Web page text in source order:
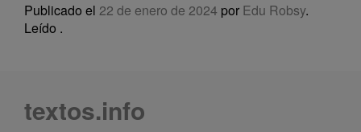
Publicado el 22 de enero de 2024 por Edu Robsy.
Leído .
textos.info